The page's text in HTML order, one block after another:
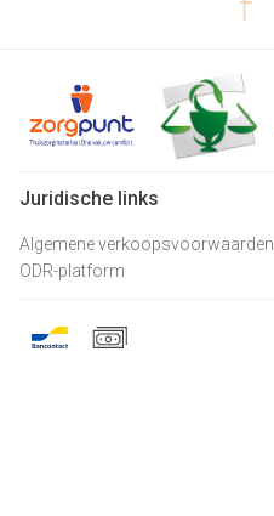
Juridische links
Algemene verkoopsvoorwaarden
ODR-platform